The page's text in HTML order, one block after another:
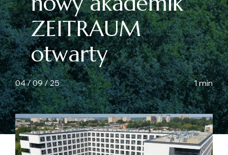
ZEITRAUM
otwarty
04 / 09 / 25 1 min